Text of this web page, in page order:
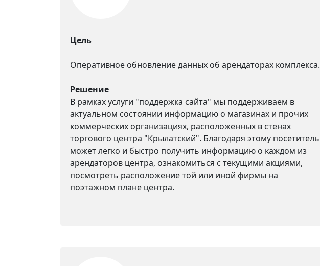
Цель
Оперативное обновление данных об арендаторах комплекса.
Решение
В рамках услуги "поддержка сайта" мы поддерживаем в
актуальном состоянии информацию о магазинах и прочих
коммерческих организациях, расположенных в стенах
торгового центра "Крылатский". Благодаря этому посетитель
может легко и быстро получить информацию о каждом из
арендаторов центра, ознакомиться с текущими акциями,
посмотреть расположение той или иной фирмы на
поэтажном плане центра.